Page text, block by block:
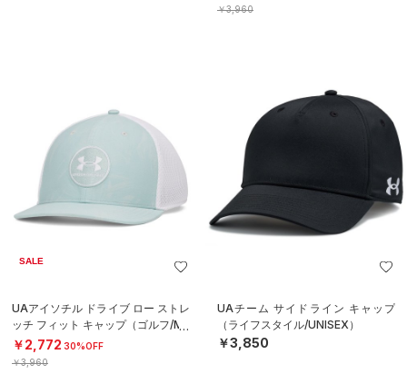
￥3,960
SALE
UAアイソチル ドライブ ロー ストレ
ッチ フィット キャップ（ゴルフ/ME
N）
￥2,772 30%OFF
￥3,960
UAチーム サイドライン キャップ
（ライフスタイル/UNISEX）
￥3,850